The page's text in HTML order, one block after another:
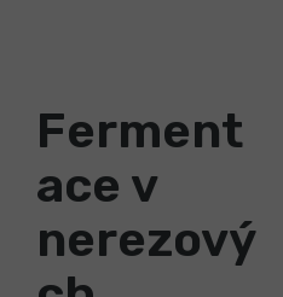
Ferment
ace v
nerezový